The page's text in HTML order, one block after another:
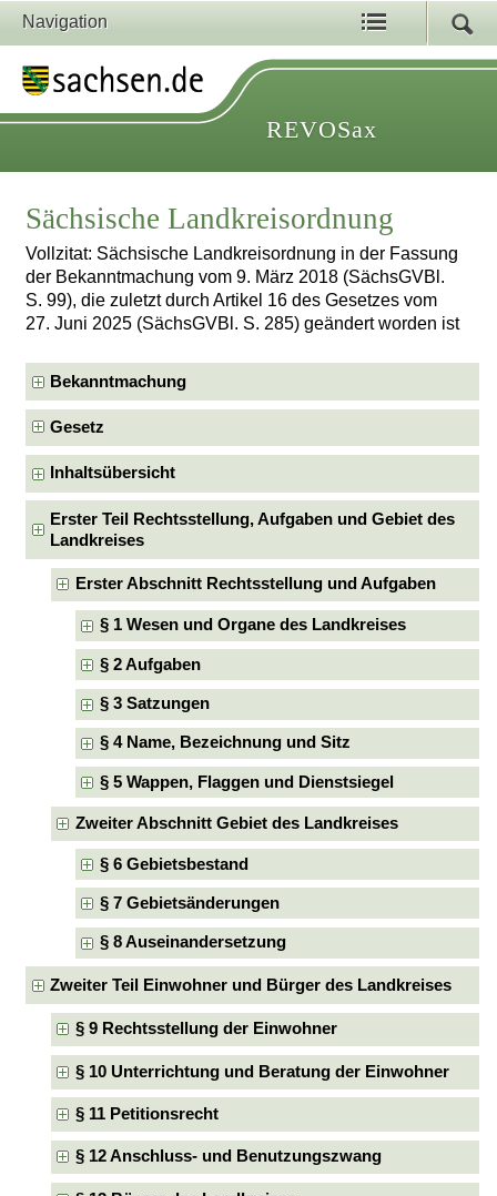
Navigation
REVOSax
Sächsische Landkreisordnung
Vollzitat: Sächsische Landkreisordnung in der Fassung
der Bekanntmachung vom 9. März 2018 (SächsGVBl.
S. 99), die zuletzt durch Artikel 16 des Gesetzes vom
27. Juni 2025 (SächsGVBl. S. 285) geändert worden ist
Bekanntmachung
Gesetz
Inhaltsübersicht
Erster Teil Rechtsstellung, Aufgaben und Gebiet des
Landkreises
Erster Abschnitt Rechtsstellung und Aufgaben
§ 1 Wesen und Organe des Landkreises
§ 2 Aufgaben
§ 3 Satzungen
§ 4 Name, Bezeichnung und Sitz
§ 5 Wappen, Flaggen und Dienstsiegel
Zweiter Abschnitt Gebiet des Landkreises
§ 6 Gebietsbestand
§ 7 Gebietsänderungen
§ 8 Auseinandersetzung
Zweiter Teil Einwohner und Bürger des Landkreises
§ 9 Rechtsstellung der Einwohner
§ 10 Unterrichtung und Beratung der Einwohner
§ 11 Petitionsrecht
§ 12 Anschluss- und Benutzungszwang